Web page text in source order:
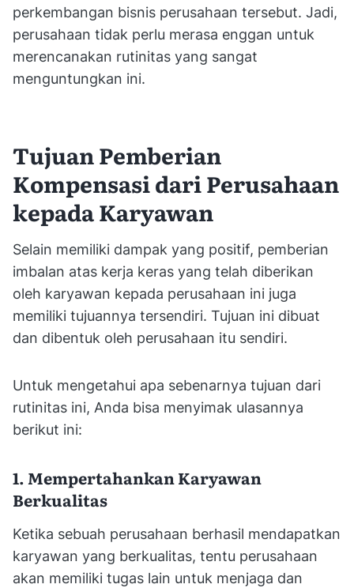
perkembangan bisnis perusahaan tersebut. Jadi,
perusahaan tidak perlu merasa enggan untuk
merencanakan rutinitas yang sangat
menguntungkan ini.
Tujuan Pemberian
Kompensasi dari Perusahaan
kepada Karyawan
Selain memiliki dampak yang positif, pemberian
imbalan atas kerja keras yang telah diberikan
oleh karyawan kepada perusahaan ini juga
memiliki tujuannya tersendiri. Tujuan ini dibuat
dan dibentuk oleh perusahaan itu sendiri.
Untuk mengetahui apa sebenarnya tujuan dari
rutinitas ini, Anda bisa menyimak ulasannya
berikut ini:
1. Mempertahankan Karyawan
Berkualitas
Ketika sebuah perusahaan berhasil mendapatkan
karyawan yang berkualitas, tentu perusahaan
akan memiliki tugas lain untuk menjaga dan